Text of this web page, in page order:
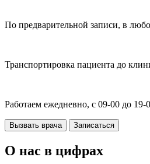
По предварительной записи, в
Транспортировка пациента до
Работаем ежедневно, с 09-00 до
Вызвать врача Записаться
О нас в цифрах